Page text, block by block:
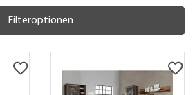
Filteroptionen